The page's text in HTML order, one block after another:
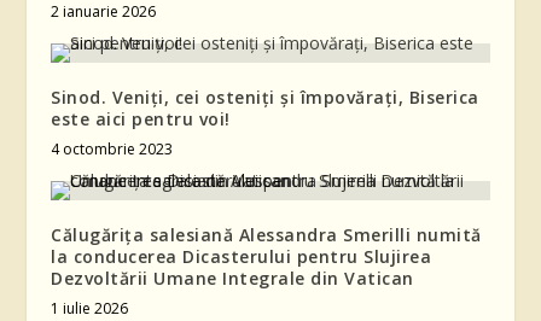
2 ianuarie 2026
Sinod. Veniți, cei osteniți și împovărați, Biserica
este aici pentru voi!
4 octombrie 2023
Călugărița salesiană Alessandra Smerilli numită
la conducerea Dicasterului pentru Slujirea
Dezvoltării Umane Integrale din Vatican
1 iulie 2026